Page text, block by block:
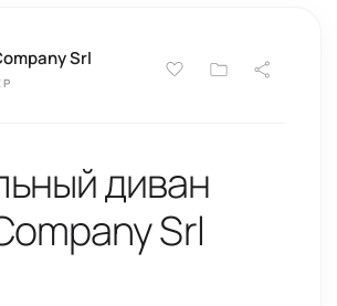
Srl
диван
Srl